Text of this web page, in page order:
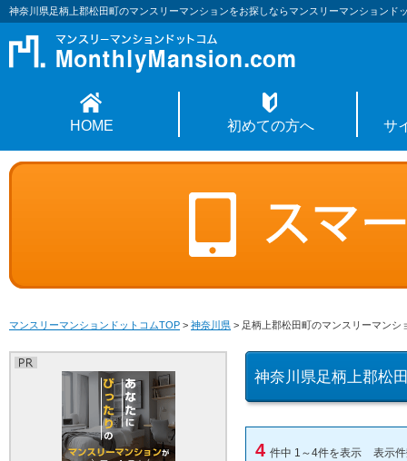
神奈川県足柄上郡松田町のマンスリーマンションをお探しならマンスリーマンションド
HOME 初めての方へ サ
マンスリーマンションドットコムTOP > 神奈川県 > 足柄上郡松田町のマンスリーマンシ
神奈川県足柄上郡松
4 件中 1～4件を表示 表示